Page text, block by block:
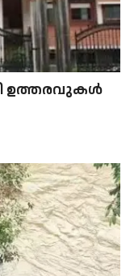
ഉത്തരവുകൾ